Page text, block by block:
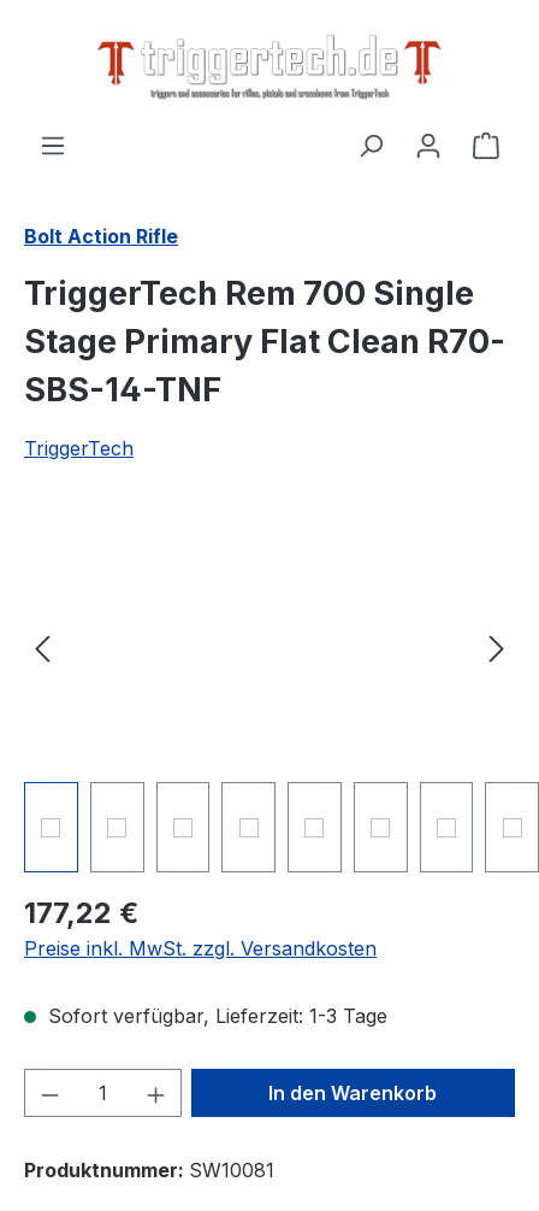
Bolt Action Rifle
TriggerTech Rem 700 Single
Stage Primary Flat Clean R70-
SBS-14-TNF
TriggerTech
177,22 €
Preise inkl. MwSt. zzgl. Versandkosten
Sofort verfügbar, Lieferzeit: 1-3 Tage
Produkt Anzahl: Gib denIn den Warenkorb
Produktnummer: SW10081